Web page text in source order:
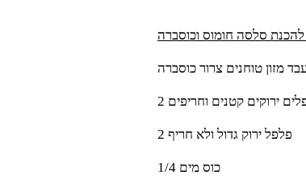
מזון טוחנים צרור כוסברה
ירוקים קטנים וחריפים
2 פלפל ירוק גדול ולא חריף
1/4 כוס מים